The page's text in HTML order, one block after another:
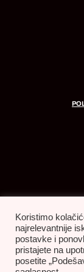
Koristimo
najrelevantnije
postavke i
pristajete na
posetite